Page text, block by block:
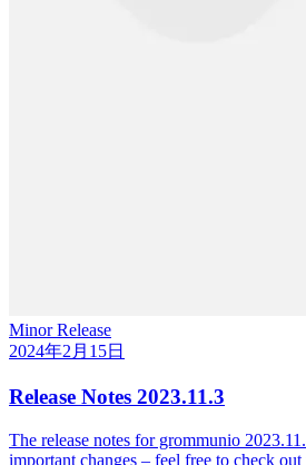
Minor Release
2024年2月15日
Release Notes 2023.11.3
The release notes for grommunio
important changes – feel free to check